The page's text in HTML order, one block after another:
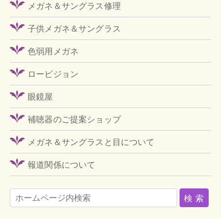
メガネ＆サングラス修理
子供メガネ＆サングラス
色弱用メガネ
ロービジョン
眼鏡屋
補聴器のご提案ショップ
メガネ＆サングラスと目について
報道関係について